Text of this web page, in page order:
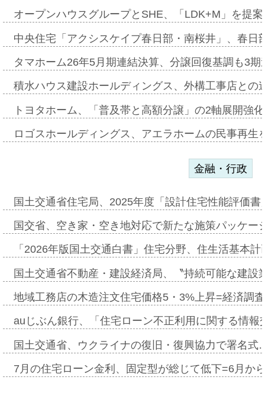
オープンハウスグループとSHE、「LDK+M」を提
中央住宅「アクシスケイプ春日部・南桜井」、春
タマホーム26年5月期連結決算、分譲回復基調も3
積水ハウス建設ホールディングス、外構工事店と
トヨタホーム、「普及帯と高額分譲」の2軸展開強
ロゴスホールディングス、アエラホームの民事再
金融・行政
国土交通省住宅局、2025年度「設計住宅性能評価
国交省、空き家・空き地対応で新たな施策パッケ
「2026年版国土交通白書」住宅分野、住生活基本
国土交通省不動産・建設経済局、〝持続可能な建
地域工務店の木造注文住宅価格5・3%上昇=経済調
auじぶん銀行、「住宅ローン不正利用に関する情
国土交通省、ウクライナの復旧・復興協力で署名
7月の住宅ローン金利、固定型が総じて低下=6月か